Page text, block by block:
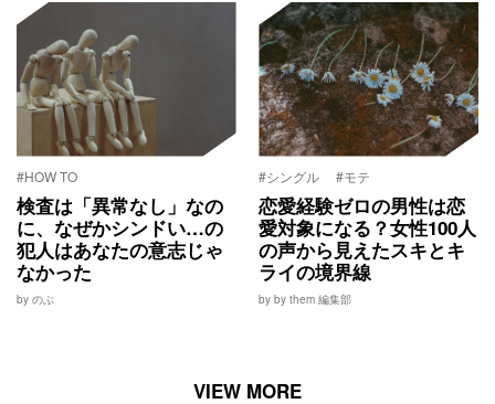
#HOW TO
検査は「異常なし」なの
に、なぜかシンドい…の
犯人はあなたの意志じゃ
なかった
by のぶ
#シングル #モテ
恋愛経験ゼロの男性は恋
愛対象になる？女性100人
の声から見えたスキとキ
ライの境界線
by by them 編集部
VIEW MORE